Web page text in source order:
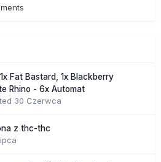
Fat Bastard, 1x Blackberry
Rhino - 6x Automat
30 Czerwca
z thc-thc